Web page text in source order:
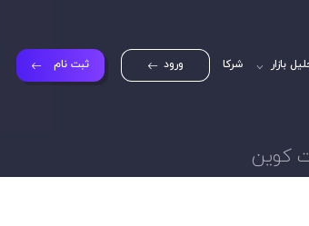
بازار شرکا ورود ثبت نام
کوین